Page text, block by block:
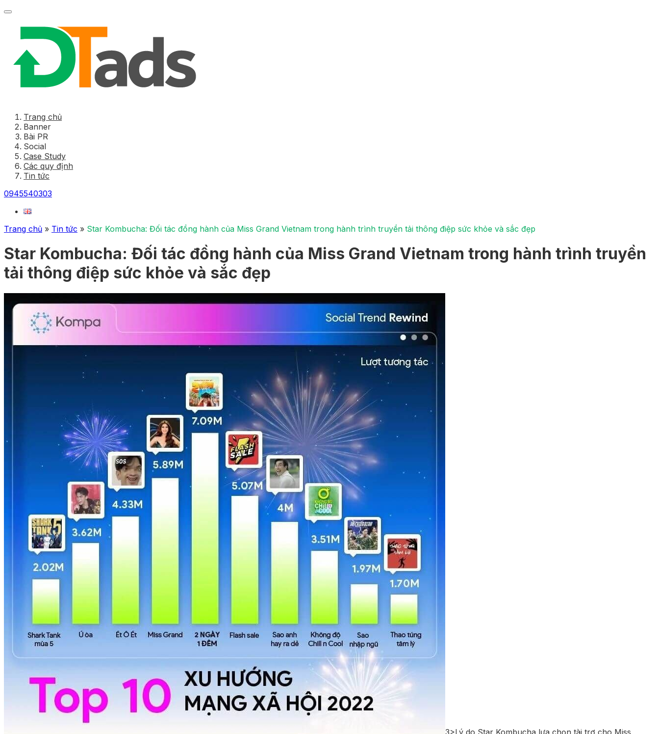
Trang chủ
Banner
Bài PR
Social
Case Study
Các quy định
Tin tức
0945540303
Trang chủ » Tin tức » Star Kombucha: Đối tác đồng hành của Miss Grand Vietnam trong hành trình truyền tải thông điệp sức khỏe và sắc đẹp
Star Kombucha: Đối tác đồng hành của Miss Grand Vietnam trong hành trình truyền
tải thông điệp sức khỏe và sắc đẹp
3>Lý do Star Kombucha lựa chọn tài trợ cho Miss